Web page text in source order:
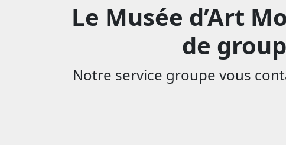
Le Musée d’Art
de
Notre service groupe vous